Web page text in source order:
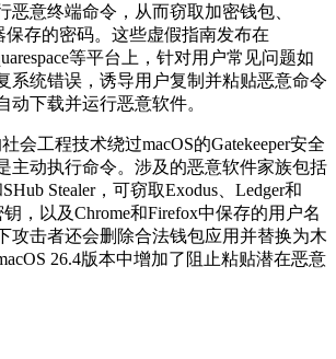
恶意终端命令，从而窃取加密钱包、
保存的密码。这些虚假指南发布在
等平台上，针对用户常见问题如
系统错误，诱导用户复制并粘贴恶意命令
动下载并运行恶意软件。
会工程技术绕过macOS的Gatekeeper安全
主动执行命令。涉及的恶意软件家族包括
Stealer，可窃取Exodus、Ledger和
，以及Chrome和Firefox中保存的用户名
攻击者还会删除合法钱包应用并替换为木
26.4版本中增加了阻止粘贴潜在恶意